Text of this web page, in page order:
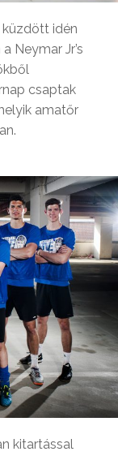
idén
Neymar Jr’s
csaptak
amatőr
kitartással